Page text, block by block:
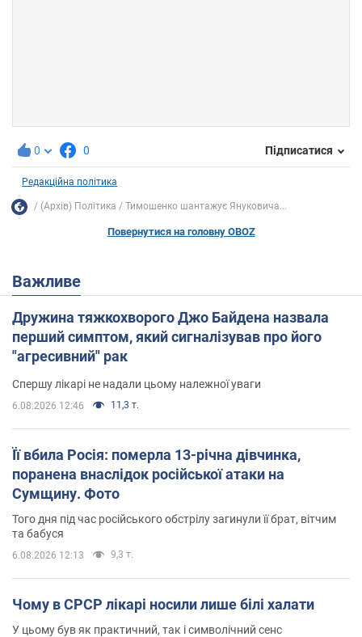
0 0 Підписатися
Редакційна політика
(Архів) Політика Тимошенко шантажує Януковича...
Повернутися на головну OBOZ
Важливе
Дружина тяжкохворого Джо Байдена назвала
перший симптом, який сигналізував про його
"агресивний" рак
Спершу лікарі не надали цьому належної уваги
6.08.2026 12:46 11,3 т.
Її вбила Росія: померла 13-річна дівчинка,
поранена внаслідок російської атаки на
Сумщину. Фото
Того дня під час російського обстрілу загинули її брат, вітчим
та бабуся
6.08.2026 12:13 9,3 т.
Чому в СРСР лікарі носили лише білі халати
У цьому був як практичний, так і символічний сенс